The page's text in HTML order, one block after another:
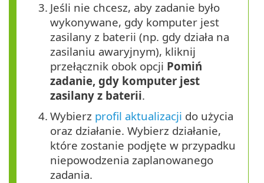
3. Jeśli nie chcesz, aby zadanie było
wykonywane, gdy komputer jest
zasilany z baterii (np. gdy działa na
zasilaniu awaryjnym), kliknij
przełącznik obok opcji Pomiń
zadanie, gdy komputer jest
zasilany z baterii.
4. Wybierz profil aktualizacji do użycia
oraz działanie. Wybierz działanie,
które zostanie podjęte w przypadku
niepowodzenia zaplanowanego
zadania.